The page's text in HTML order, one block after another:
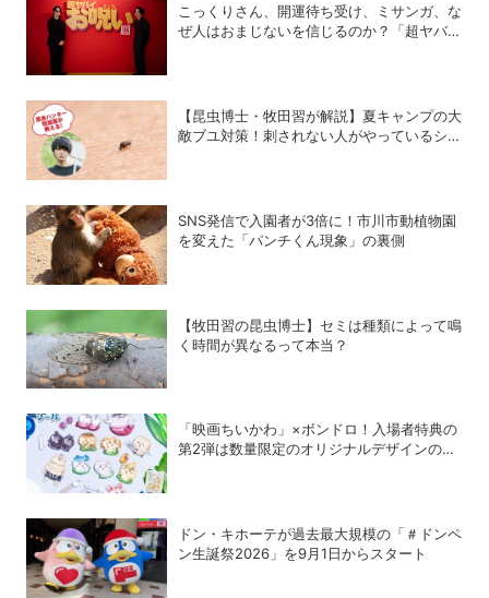
こっくりさん、開運待ち受け、ミサンガ、な
ぜ人はおまじないを信じるのか？「超ヤバイ
【昆虫博士・牧田習が解説】夏キャンプの大
敵ブユ対策！刺されない人がやっているシン
SNS発信で入園者が3倍に！市川市動植物園
を変えた「パンチくん現象」の裏側
【牧田習の昆虫博士】セミは種類によって鳴
く時間が異なるって本当？
「映画ちいかわ」×ボンドロ！入場者特典の
第2弾は数量限定のオリジナルデザインのボ
ドン・キホーテが過去最大規模の「＃ドンペ
ン生誕祭2026」を9月1日からスタート